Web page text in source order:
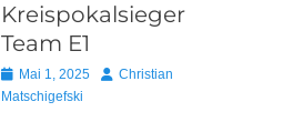
Kreispokalsieger
Team E1
Posted
on
Mai 1, 2025 AutorChristian
Matschigefski